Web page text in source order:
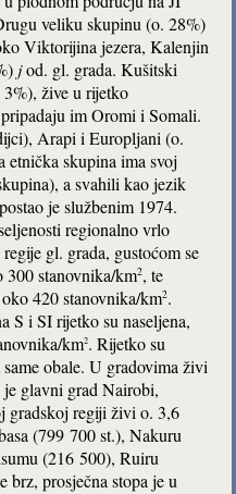
veliku skupinu (o. 28%)
Viktorijina jezera, Kalenjin
jod. gl. grada. Kušitski
žive u rijetko
im Oromi i Somali.
Arapi i Europljani (o.
skupina ima svoj
a svahili kao jezik
je službenim 1974.
regionalno vrlo
gl. grada, gustoćom se
300 stanovnika/km2, te
420 stanovnika/km2.
S i SI rijetko su naseljena,
km2. Rijetko su
obale. U gradovima živi
glavni grad Nairobi,
gradskoj regiji živi o. 3,6
(799 700 st.), Nakuru
(216 500), Ruiru
brz, prosječna stopa je u